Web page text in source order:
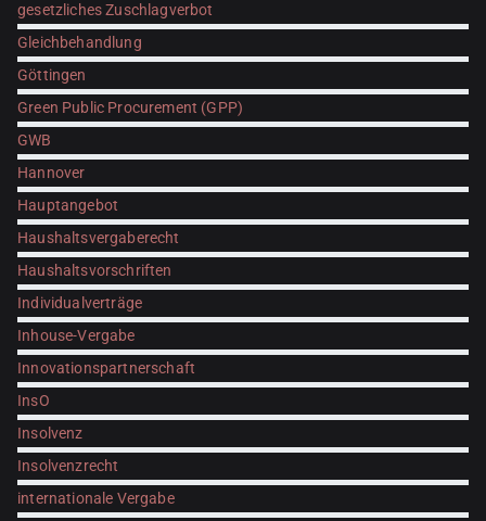
gesetzliches Zuschlagverbot
Gleichbehandlung
Göttingen
Green Public Procurement (GPP)
GWB
Hannover
Hauptangebot
Haushaltsvergaberecht
Haushaltsvorschriften
Individualverträge
Inhouse-Vergabe
Innovationspartnerschaft
InsO
Insolvenz
Insolvenzrecht
internationale Vergabe